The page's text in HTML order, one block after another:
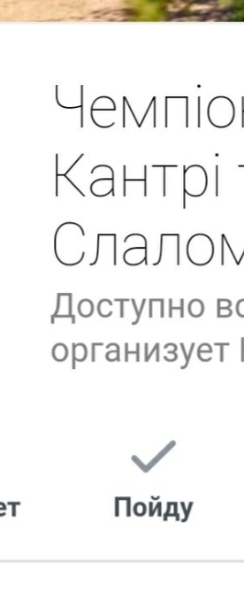
хлопчики та дiвчата вiком до 11
Велодром «Глечик».
героя Одеси з крос-кантрі (довжина кола
героя Одеси з дуал-слалому,
вище) наведені у порядку їх старту.
велодрому з технічними елементами
зрiзання сильними
найближчим часом) , та сегмент в
найближчим часом) .
СЛАЛОМ: